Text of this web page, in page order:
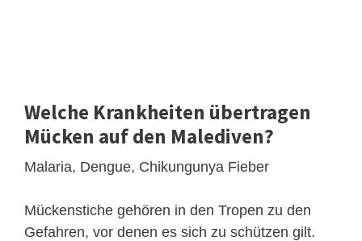
Welche Krankheiten übertragen
Mücken auf den Malediven?
Malaria, Dengue, Chikungunya Fieber
Mückenstiche gehören in den Tropen zu den
Gefahren, vor denen es sich zu schützen gilt.